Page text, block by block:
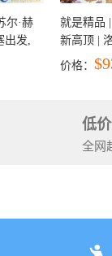
尔·赫
出发,
就是精品
新高顶 |
彩穴+马
价格：
低
全网